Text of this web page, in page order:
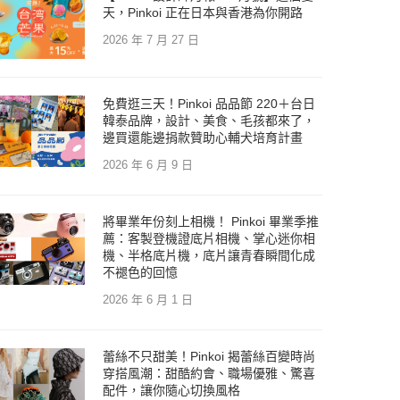
天，Pinkoi 正在日本與香港為你開路
2026 年 7 月 27 日
免費逛三天！Pinkoi 品品節 220＋台日
韓泰品牌，設計、美食、毛孩都來了，
邊買還能邊捐款贊助心輔犬培育計畫
2026 年 6 月 9 日
將畢業年份刻上相機！ Pinkoi 畢業季推
薦：客製登機證底片相機、掌心迷你相
機、半格底片機，底片讓青春瞬間化成
不褪色的回憶
2026 年 6 月 1 日
蕾絲不只甜美！Pinkoi 揭蕾絲百變時尚
穿搭風潮：甜酷約會、職場優雅、驚喜
配件，讓你隨心切換風格